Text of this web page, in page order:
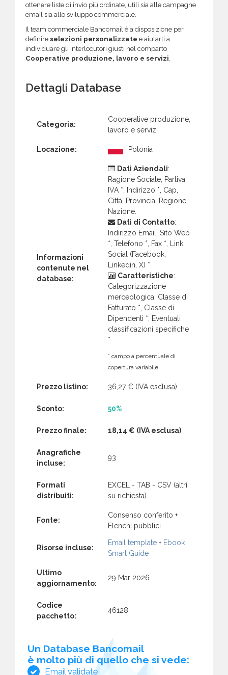
ottenere liste di invio più ordinate, utili sia alle campagne
email sia allo sviluppo commerciale.
Il team commerciale Bancomail è a disposizione per
definire selezioni personalizzate e aiutarti a
individuare gli interlocutori giusti nel comparto
Cooperative produzione, lavoro e servizi.
Dettagli Database
Categoria:
Cooperative produzione,
lavoro e servizi
Locazione: Polonia
Informazioni
contenute nel
database:
Dati Aziendali:
Ragione Sociale, Partiva
IVA *, Indirizzo *, Cap,
Città, Provincia, Regione,
Nazione.
Dati di Contatto:
Indirizzo Email, Sito Web
*, Telefono *, Fax *, Link
Social (Facebook,
Linkedin, X) *
Caratteristiche:
Categorizzazione
merceologica, Classe di
Fatturato *, Classe di
Dipendenti *, Eventuali
classificazioni specifiche
*
* campo a percentuale di
copertura variabile.
Prezzo listino: 36,27 € (IVA esclusa)
Sconto: 50%
Prezzo finale: 18,14 € (IVA esclusa)
Anagrafiche
incluse:
93
Formati
distribuiti:
EXCEL - TAB - CSV (altri
su richiesta)
Fonte:
Consenso conferito +
Elenchi pubblici
Risorse incluse:
Email template + Ebook
Smart Guide
Ultimo
aggiornamento:
29 Mar 2026
Codice
pacchetto:
46128
Un Database Bancomail
è molto più di quello che si vede:
Email validate